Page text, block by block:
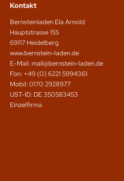
Kontakt
Bernsteinladen Ela Arnold
Hauptstrasse 155
69117 Heidelberg
www.bernstein-laden.de
E-Mail: mail@bernstein-laden.de
Fon: +49 (0) 6221 5994361
Mobil: 0170 2928977
UST-ID: DE 350583453
Einzelfirma